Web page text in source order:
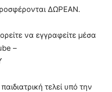
ΔΩΡΕΑΝ.
να εγγραφείτε μέσα
–
τελεί υπό την